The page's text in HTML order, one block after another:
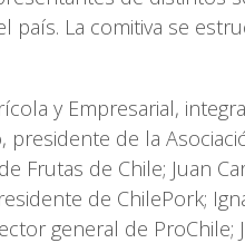
país. La comitiva se
y Empresarial,
presidente de la
Frutas de Chile; Juan
de ChilePork;
general de ProChile;